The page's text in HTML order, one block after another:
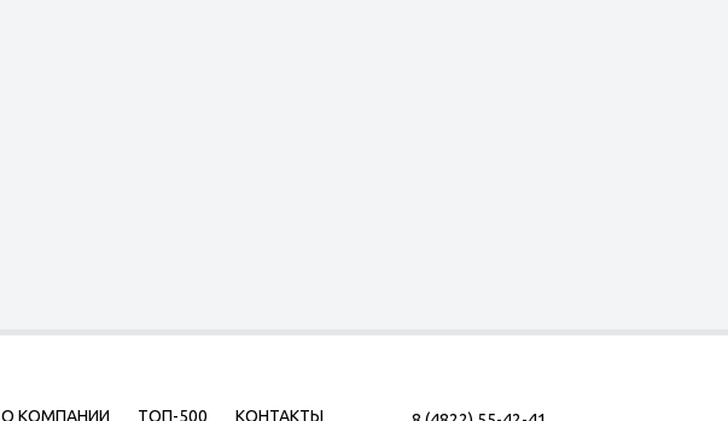
О КОМПАНИИ ТОП-500 КОНТАКТЫ